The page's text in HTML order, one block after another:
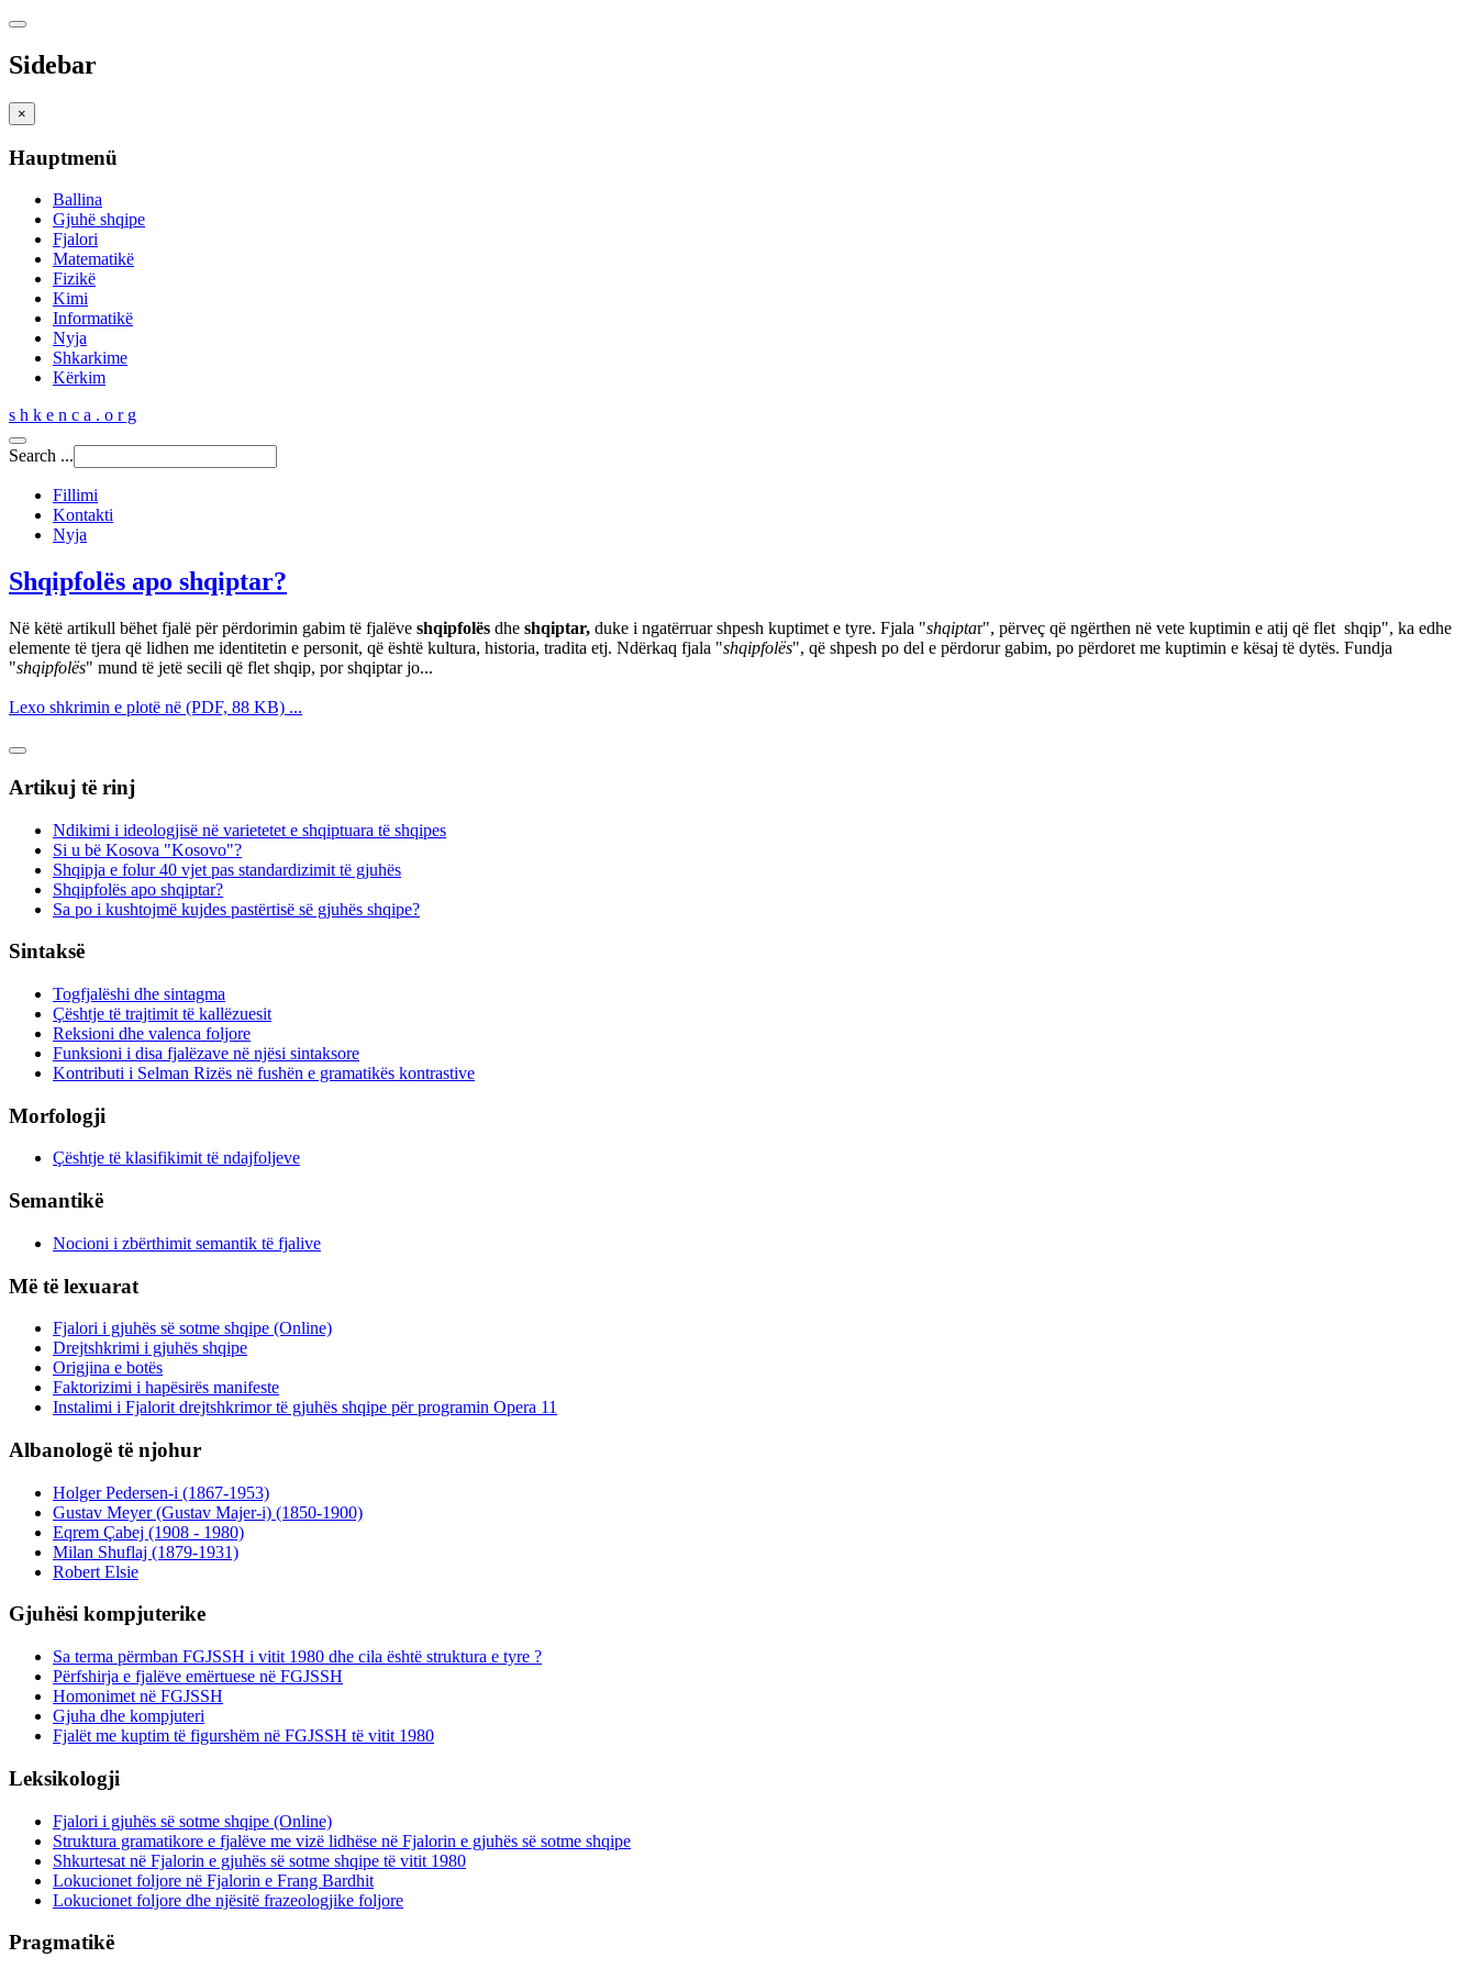
Sidebar
×
Hauptmenü
Ballina
Gjuhë shqipe
Fjalori
Matematikë
Fizikë
Kimi
Informatikë
Nyja
Shkarkime
Kërkim
s h k e n c a . o r g
Search ...
Fillimi
Kontakti
Nyja
Shqipfolës apo shqiptar?
Në këtë artikull bëhet fjalë për përdorimin gabim të fjalëve shqipfolës dhe shqiptar, duke i ngatërruar shpesh kuptimet e tyre. Fjala "shqiptar", përveç që ngërthen në vete kuptimin e atij që flet shqip", ka edhe
elemente të tjera që lidhen me identitetin e personit, që është kultura, historia, tradita etj. Ndërkaq fjala "shqipfolës", që shpesh po del e përdorur gabim, po përdoret me kuptimin e kësaj të dytës. Fundja
"shqipfolës" mund të jetë secili që flet shqip, por shqiptar jo...
Lexo shkrimin e plotë në (PDF, 88 KB) ...
Artikuj të rinj
Ndikimi i ideologjisë në varietetet e shqiptuara të shqipes
Si u bë Kosova "Kosovo"?
Shqipja e folur 40 vjet pas standardizimit të gjuhës
Shqipfolës apo shqiptar?
Sa po i kushtojmë kujdes pastërtisë së gjuhës shqipe?
Sintaksë
Togfjalëshi dhe sintagma
Çështje të trajtimit të kallëzuesit
Reksioni dhe valenca foljore
Funksioni i disa fjalëzave në njësi sintaksore
Kontributi i Selman Rizës në fushën e gramatikës kontrastive
Morfologji
Çështje të klasifikimit të ndajfoljeve
Semantikë
Nocioni i zbërthimit semantik të fjalive
Më të lexuarat
Fjalori i gjuhës së sotme shqipe (Online)
Drejtshkrimi i gjuhës shqipe
Origjina e botës
Faktorizimi i hapësirës manifeste
Instalimi i Fjalorit drejtshkrimor të gjuhës shqipe për programin Opera 11
Albanologë të njohur
Holger Pedersen-i (1867-1953)
Gustav Meyer (Gustav Majer-i) (1850-1900)
Eqrem Çabej (1908 - 1980)
Milan Shuflaj (1879-1931)
Robert Elsie
Gjuhësi kompjuterike
Sa terma përmban FGJSSH i vitit 1980 dhe cila është struktura e tyre ?
Përfshirja e fjalëve emërtuese në FGJSSH
Homonimet në FGJSSH
Gjuha dhe kompjuteri
Fjalët me kuptim të figurshëm në FGJSSH të vitit 1980
Leksikologji
Fjalori i gjuhës së sotme shqipe (Online)
Struktura gramatikore e fjalëve me vizë lidhëse në Fjalorin e gjuhës së sotme shqipe
Shkurtesat në Fjalorin e gjuhës së sotme shqipe të vitit 1980
Lokucionet foljore në Fjalorin e Frang Bardhit
Lokucionet foljore dhe njësitë frazeologjike foljore
Pragmatikë